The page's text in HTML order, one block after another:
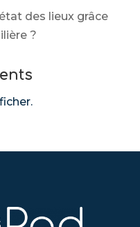
des lieux grâce
?